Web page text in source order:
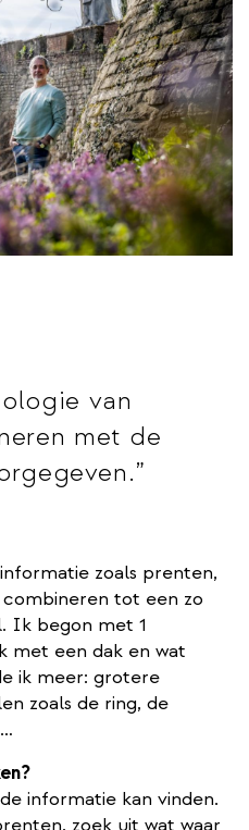
van
met de
zoals prenten,
tot een zo
Ik begon met 1
met een dak en wat
ik meer: grotere
zoals de ring, de
informatie kan vinden.